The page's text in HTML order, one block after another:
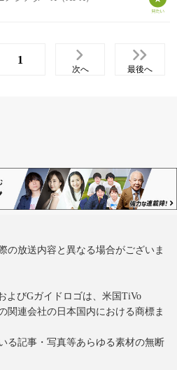
1
次へ 最後へ
の放送内容と異なる場合がございま
よびGガイドロゴは、米国TiVo
関連会社の日本国内における商標ま
る記事・写真等あらゆる素材の無断